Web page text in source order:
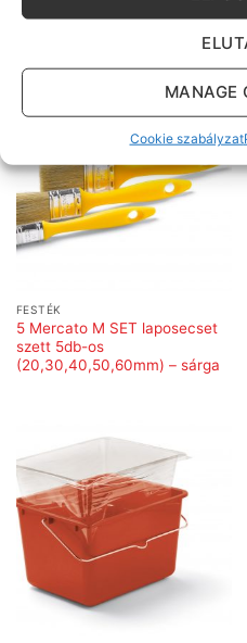
MANAGE
Cookie szabályzat
(6,8,12,14,16)
FESTÉK
5 Mercato M SET laposecset
szett 5db-os
(20,30,40,50,60mm) – sárga